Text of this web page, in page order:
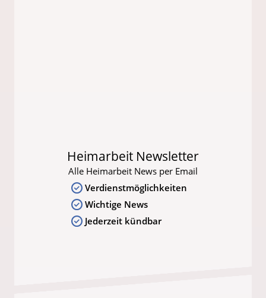
Heimarbeit Newsletter
Alle Heimarbeit News per Email
Verdienstmöglichkeiten
Wichtige News
Jederzeit kündbar